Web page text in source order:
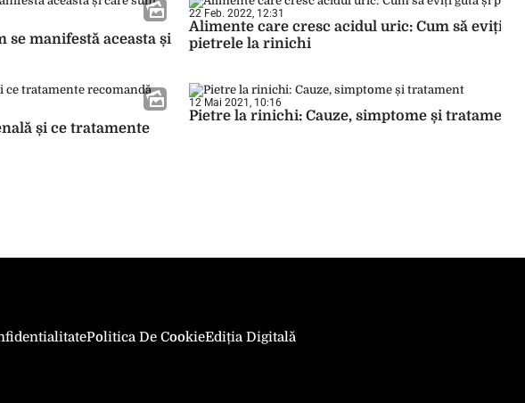
se manifestă aceasta și
22 Feb. 2022, 12:31
Alimente care cresc acidul uric: Cum să eviți
pietrele la rinichi
și ce tratamente
12 Mai 2021, 10:16
Pietre la rinichi: Cauze, simptome și tratament
Politica De CookieEdiția Digitală